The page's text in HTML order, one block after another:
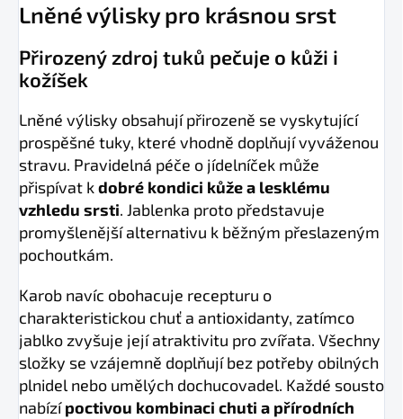
Lněné výlisky pro krásnou srst
Přirozený zdroj tuků pečuje o kůži i
kožíšek
Lněné výlisky obsahují přirozeně se vyskytující
prospěšné tuky, které vhodně doplňují vyváženou
stravu. Pravidelná péče o jídelníček může
přispívat kdobré kondici kůže a lesklému
vzhledu srsti. Jablenka proto představuje
promyšlenější alternativu k běžným přeslazeným
pochoutkám.
Karob navíc obohacuje recepturu o
charakteristickou chuť a antioxidanty, zatímco
jablko zvyšuje její atraktivitu pro zvířata. Všechny
složky se vzájemně doplňují bez potřeby obilných
plnidel nebo umělých dochucovadel. Každé sousto
nabízípoctivou kombinaci chuti a přírodních